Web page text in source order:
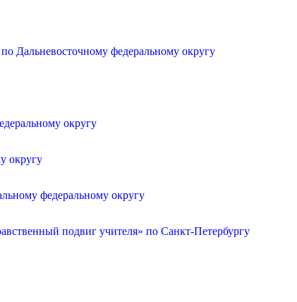
Дальневосточному федеральному округу
округу
округу
федеральному округу
подвиг учителя» по Санкт-Петербургу